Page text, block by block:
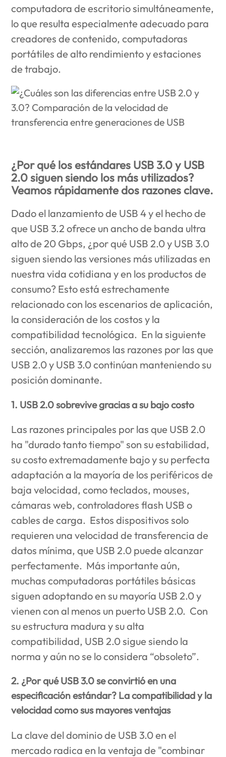
computadora de escritorio simultáneamente,
lo que resulta especialmente adecuado para
creadores de contenido, computadoras
portátiles de alto rendimiento y estaciones
de trabajo.
¿Por qué los estándares USB 3.0 y USB
2.0 siguen siendo los más utilizados?
Veamos rápidamente dos razones clave.
Dado el lanzamiento de USB 4 y el hecho de
que USB 3.2 ofrece un ancho de banda ultra
alto de 20 Gbps, ¿por qué USB 2.0 y USB 3.0
siguen siendo las versiones más utilizadas en
nuestra vida cotidiana y en los productos de
consumo? Esto está estrechamente
relacionado con los escenarios de aplicación,
la consideración de los costos y la
compatibilidad tecnológica. En la siguiente
sección, analizaremos las razones por las que
USB 2.0 y USB 3.0 continúan manteniendo su
posición dominante.
1. USB 2.0 sobrevive gracias a su bajo costo
Las razones principales por las que USB 2.0
ha "durado tanto tiempo" son su estabilidad,
su costo extremadamente bajo y su perfecta
adaptación a la mayoría de los periféricos de
baja velocidad, como teclados, mouses,
cámaras web, controladores flash USB o
cables de carga. Estos dispositivos solo
requieren una velocidad de transferencia de
datos mínima, que USB 2.0 puede alcanzar
perfectamente. Más importante aún,
muchas computadoras portátiles básicas
siguen adoptando en su mayoría USB 2.0 y
vienen con al menos un puerto USB 2.0. Con
su estructura madura y su alta
compatibilidad, USB 2.0 sigue siendo la
norma y aún no se lo considera “obsoleto”.
2. ¿Por qué USB 3.0 se convirtió en una
especificación estándar? La compatibilidad y la
velocidad como sus mayores ventajas
La clave del dominio de USB 3.0 en el
mercado radica en la ventaja de "combinar